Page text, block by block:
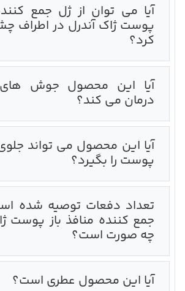
آیا می توان از ژل جمع
پوست ژاک آندرل در اطراف
کرد؟
آیا این محصول جوش
درمان می کند؟
آیا این محصول می تواند
پوست را بگیرد؟
تعداد دفعات توصیه شده
جمع کننده منافذ باز پوست
چه صورت است؟‌
آیا این محصول عطری است؟